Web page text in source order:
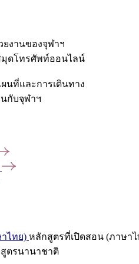
ยงานของจุฬาฯ
มุดโทรศัพท์ออนไลน์
นที่และการเดินทาง
กับจุฬาฯ
ไทย) หลักสูตรที่เปิดสอน (ภาษาไ
ตรนานาชาติ